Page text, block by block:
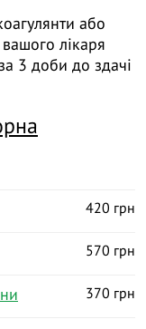
або
лікаря
3 доби до здачі
420 грн
570 грн
370 грн